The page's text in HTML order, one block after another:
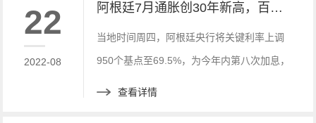
22
2022-08
阿根廷7月通胀创30年新高，百度财经新讯
当地时间周四，阿根廷央行将关键利率上调
950个基点至69.5%，为今年内第八次加息，
查看详情